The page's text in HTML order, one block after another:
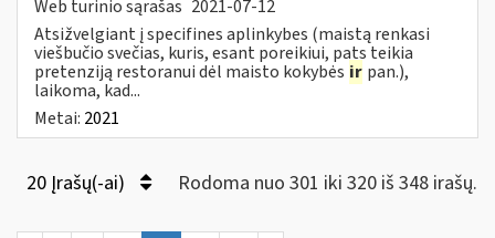
Web turinio sąrašas 2021-07-12
Atsižvelgiant į specifines aplinkybes (maistą renkasi
viešbučio svečias, kuris, esant poreikiui, pats teikia
pretenziją restoranui dėl maisto kokybės ir pan.),
laikoma, kad...
Metai: 2021
20 Įrašų(-ai) Rodoma nuo 301 iki 320 iš 348 irašų.